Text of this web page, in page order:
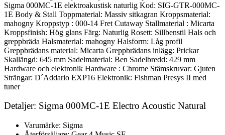
Sigma 000MC-1E elektroakustisk naturlig Kod: SIG-GTR-000MC-
1E Body & Stall Toppmaterial: Massiv sitkagran Kroppsmaterial:
mahogny Kroppstyp : 000-14 Fret Cutaway Stallmaterial : Micarta
Kroppsfinish: Hög glans Färg: Naturlig Rosett: Sillbenstil Hals och
greppbräda Halsmaterial: mahogny Halsform: Låg profil
Greppbrädans material: Micarta Greppbrädans inlägg: Prickar
Skallängd: 645 mm Sadelmaterial: Ben Sadelbredd: 429 mm
Hardware och elektronik Hardware : Chrome Stämskruvar: Gjuten
Strängar: D´Addario EXP16 Elektronik: Fishman Presys II med
tuner
Detaljer: Sigma 000MC-1E Electro Acoustic Natural
Varumärke: Sigma